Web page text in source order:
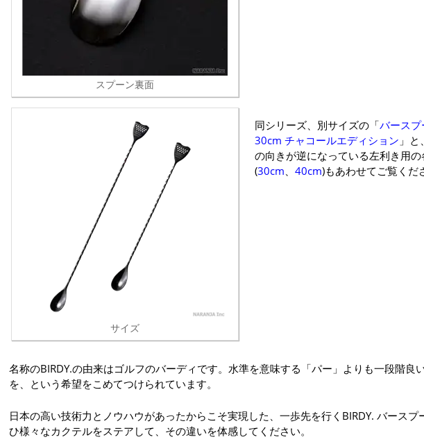
スプーン裏面
サイズ
同シリーズ、別サイズの「バースプ
30cm チャコールエディション 」
の向きが逆になっている左利き用
(30cm 40cm)もあわせてご覧くだ
名称のBIRDY.の由来はゴルフのバーディです。水準を意味する「パー」よりも一段階良
を、という希望をこめてつけられています。
日本の高い技術力とノウハウがあったからこそ実現した、一歩先を行くBIRDY. バースプ
ひ様々なカクテルをステアして、その違いを体感してください。